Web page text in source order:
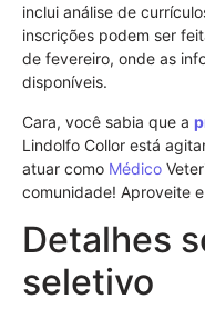
inclui análise de
inscrições podem ser
de fevereiro, onde as
disponíveis.
Cara, você sabia que a
Lindolfo Collor está
atuar como Médico
comunidade! Aproveite
Detalhes
seletivo